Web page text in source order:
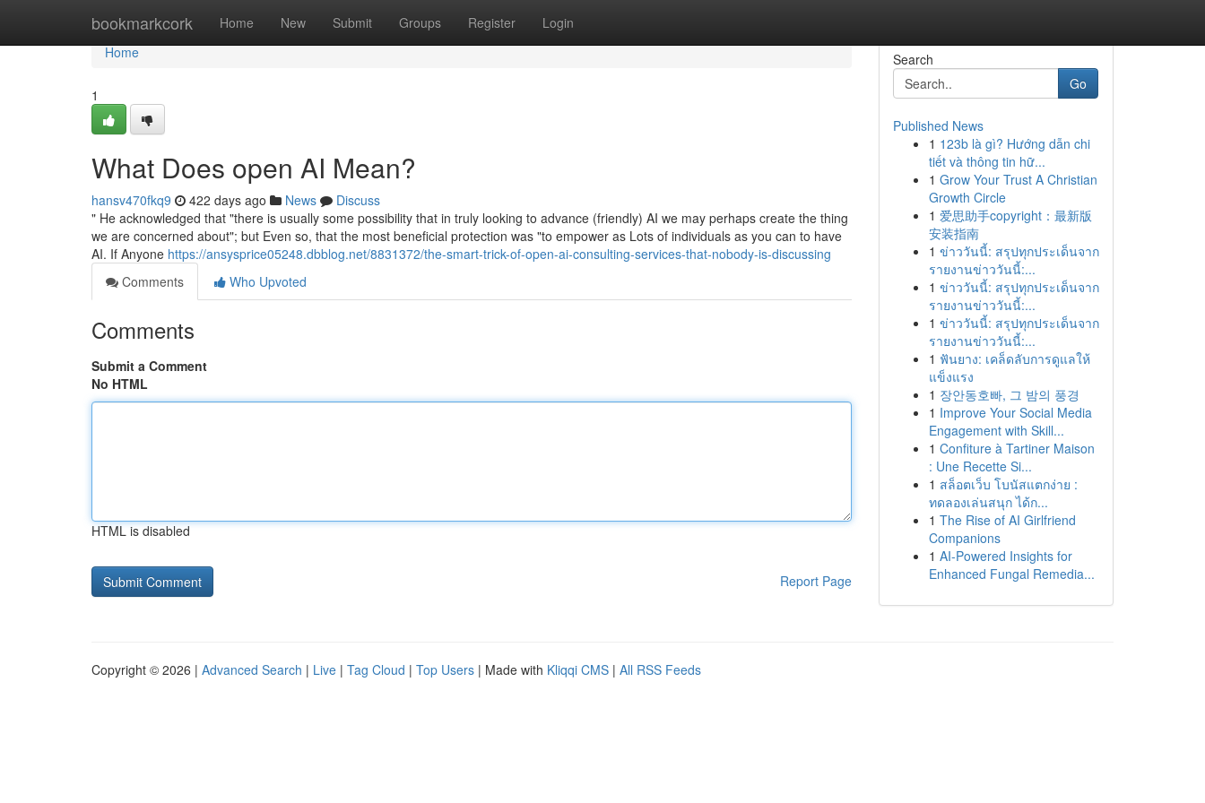
bookmarkcork Home New Submit Groups Register Login
Home
Home
1
What Does open AI Mean?
hansv470fkq9 422 days ago News
Discuss
" He acknowledged that "there is usually some possibility that in truly looking to advance (friendly) AI we may perhaps create the thing
we are concerned about"; but Even so, that the most beneficial protection was "to empower as Lots of individuals as you can to have
AI. If Anyone https://ansysprice05248.dbblog.net/8831372/the-smart-trick-of-open-ai-consulting-services-that-nobody-is-discussing
Comments
Who Upvoted
Comments
Submit a Comment
No HTML
HTML is disabled
Report Page
Search
Go
Published News
1 123b là gì? Hướng dẫn chi
tiết và thông tin hữ...
1 Grow Your Trust A Christian
Growth Circle
1 爱思助手copyright：最新版
安装指南
1 ข่าววันนี้: สรุปทุกประเด็นจาก
รายงานข่าววันนี้:...
1 ข่าววันนี้: สรุปทุกประเด็นจาก
รายงานข่าววันนี้:...
1 ข่าววันนี้: สรุปทุกประเด็นจาก
รายงานข่าววันนี้:...
1 ฟันยาง: เคล็ดลับการดูแลให้
แข็งแรง
1 장안동호빠, 그 밤의 풍경
1 Improve Your Social Media
Engagement with Skill...
1 Confiture à Tartiner Maison
: Une Recette Si...
1 สล็อตเว็บ โบนัสแตกง่าย :
ทดลองเล่นสนุก ได้ก...
1 The Rise of AI Girlfriend
Companions
1 AI-Powered Insights for
Enhanced Fungal Remedia...
Copyright © 2026 | Advanced Search | Live | Tag Cloud | Top Users | Made with Kliqqi CMS | All RSS Feeds